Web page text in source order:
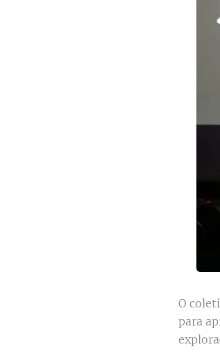
O
para